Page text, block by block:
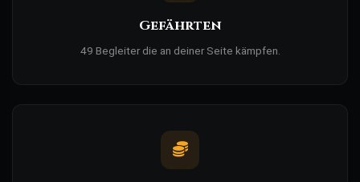
Gefährten
49 Begleiter die an deiner Seite kämpfen.